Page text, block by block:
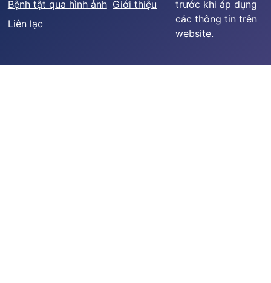
Bệnh tật qua hình ảnh Giới thiệu
Liên lạc
trước khi áp dụng
các thông tin trên
website.